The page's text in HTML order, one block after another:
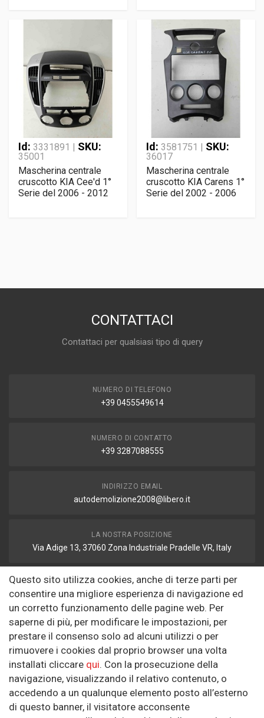
Id: 3331891 | SKU:
35001
Mascherina centrale
cruscotto KIA Cee'd 1°
Serie del 2006 - 2012
Id: 3581751 | SKU:
36017
Mascherina centrale
cruscotto KIA Carens 1°
Serie del 2002 - 2006
CONTATTACI
Contattaci per qualsiasi tipo di query
NUMERO DI TELEFONO
+39 0455549614
NUMERO DI CONTATTO
+39 3287088555
INDIRIZZO EMAIL
autodemolizione2008@libero.it
LA NOSTRA POSIZIONE
Via Adige 13, 37060 Zona Industriale Pradelle VR, Italy
FAX
autodemolizione2008@libero.it
Informazioni
Riguardo a noi
Politica sulla Riservatezza
SEGUICI SUI SOCIAL
Questo sito utilizza cookies, anche di terze parti per
consentire una migliore esperienza di navigazione ed
un corretto funzionamento delle pagine web. Per
saperne di più, per modificare le impostazioni, per
prestare il consenso solo ad alcuni utilizzi o per
rimuovere i cookies dal proprio browser una volta
installati cliccare qui. Con la prosecuzione della
navigazione, visualizzando il relativo contenuto, o
accedendo a un qualunque elemento posto all’esterno
di questo banner, il visitatore acconsente